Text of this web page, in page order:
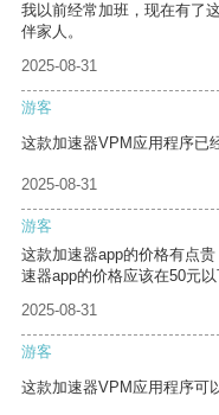
我以前经常加班，现在有了
伴家人。
2025-08-31
游客
这款加速器VPM应用程序已
2025-08-31
游客
这款加速器app的价格有点
速器app的价格应该在50元以
2025-08-31
游客
这款加速器VPM应用程序可